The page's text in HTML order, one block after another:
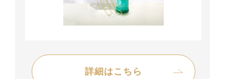
詳細はこちら